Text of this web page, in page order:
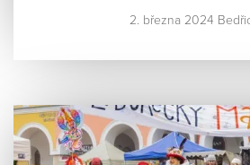
2. března 2024